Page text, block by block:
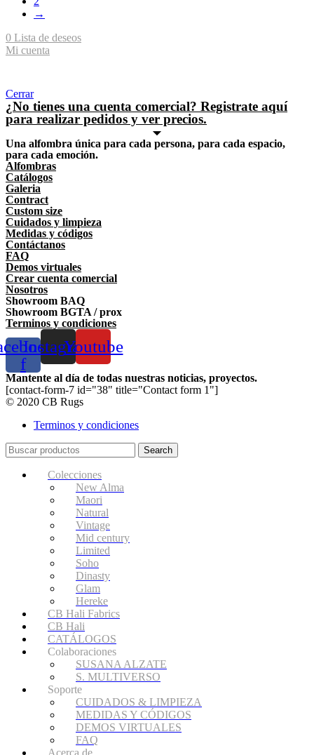
→
0 Lista de deseos
Mi cuenta
Cerrar
¿No tienes una cuenta comercial? Registrate aquí
para realizar pedidos y ver precios.
Una alfombra única para cada persona, para cada espacio,
para cada emoción.
Alfombras
Catálogos
Galeria
Contract
Custom size
Cuidados y limpieza
Medidas y códigos
Contáctanos
FAQ
Demos virtuales
Crear cuenta comercial
Nosotros
Showroom BAQ
Showroom BGTA / prox
Terminos y condiciones
f
InstagramYoutube
Mantente al día de todas nuestras noticias, proyectos.
[contact-form-7 id="38" title="Contact form 1"]
© 2020 CB Rugs
Terminos y condiciones
Search
Colecciones
New Alma
Maori
Natural
Vintage
Mid century
Limited
Soho
Dinasty
Glam
Hereke
CB Hali Fabrics
CB Hali
CATÁLOGOS
Colaboraciones
SUSANA ALZATE
S. MULTIVERSO
Soporte
CUIDADOS & LIMPIEZA
MEDIDAS Y CÓDIGOS
DEMOS VIRTUALES
FAQ